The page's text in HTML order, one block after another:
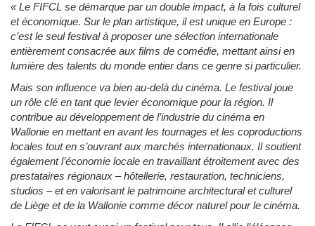
« Le FIFCL se démarque par un double impact, à la fois culturel
et économique. Sur le plan artistique, il est unique en Europe :
c’est le seul festival à proposer une sélection internationale
entièrement consacrée aux films de comédie, mettant ainsi en
lumière des talents du monde entier dans ce genre si particulier.
Mais son influence va bien au-delà du cinéma. Le festival joue
un rôle clé en tant que levier économique pour la région. Il
contribue au développement de l’industrie du cinéma en
Wallonie en mettant en avant les tournages et les coproductions
locales tout en s’ouvrant aux marchés internationaux. Il soutient
également l’économie locale en travaillant étroitement avec des
prestataires régionaux – hôtellerie, restauration, techniciens,
studios – et en valorisant le patrimoine architectural et culturel
de Liège et de la Wallonie comme décor naturel pour le cinéma.